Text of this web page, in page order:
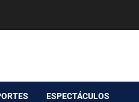
ESPECTÁCULOS